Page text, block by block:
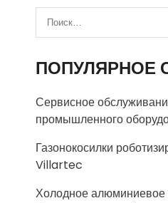
ПОПУЛЯРНОЕ
Сервисное
промышленного
Газонокосилки
Villartec
Холодное алюминиевое